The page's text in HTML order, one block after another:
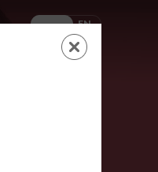
ES EN
LOGIN